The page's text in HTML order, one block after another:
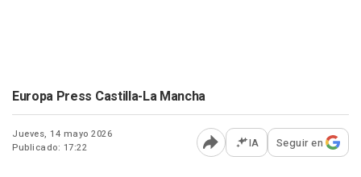
Europa Press Castilla-La Mancha
Jueves, 14 mayo 2026
Publicado: 17:22
Abrir opciones para
IA Seguir en